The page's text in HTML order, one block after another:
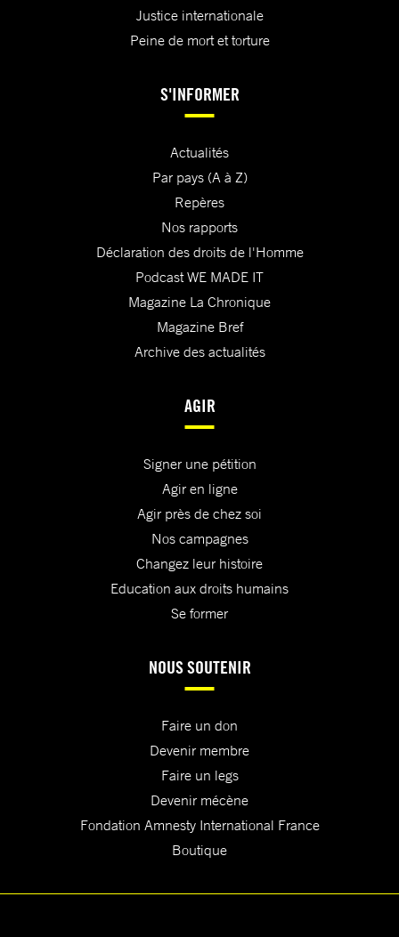
Justice internationale
Peine de mort et torture
S'INFORMER
Actualités
Par pays (A à Z)
Repères
Nos rapports
Déclaration des droits de l'Homme
Podcast WE MADE IT
Magazine La Chronique
Magazine Bref
Archive des actualités
AGIR
Signer une pétition
Agir en ligne
Agir près de chez soi
Nos campagnes
Changez leur histoire
Education aux droits humains
Se former
NOUS SOUTENIR
Faire un don
Devenir membre
Faire un legs
Devenir mécène
Fondation Amnesty International France
Boutique